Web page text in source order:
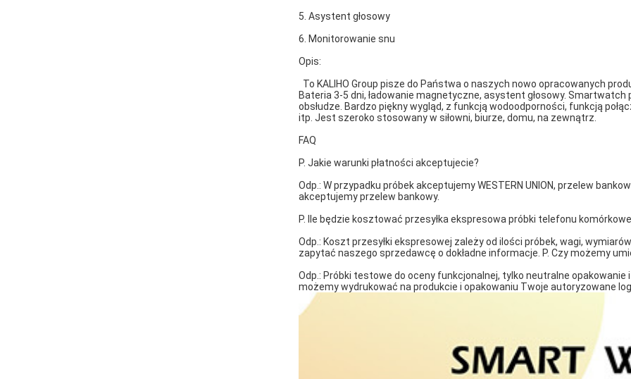
5. Asystent głosowy
6. Monitorowanie snu
Opis:
To KALIHO Group pisze do Państwa o naszych nowo opracowanych
Bateria 3-5 dni, ładowanie magnetyczne, asystent głosowy.
obsłudze. Bardzo piękny wygląd, z funkcją wodoodporności, funkcją
itp. Jest szeroko stosowany w siłowni, biurze, domu, na zewnątrz.
FAQ
P. Jakie warunki płatności akceptujecie?
Odp.: W przypadku próbek akceptujemy WESTERN UNION, przelew
akceptujemy przelew bankowy.
P. Ile będzie kosztować przesyłka ekspresowa próbki telefonu
Odp.: Koszt przesyłki ekspresowej zależy od ilości próbek, wagi,
zapytać naszego sprzedawcę o dokładne informacje. P. Czy możemy
Odp.: Próbki testowe do oceny funkcjonalnej, tylko neutralne
możemy wydrukować na produkcie i opakowaniu Twoje autoryzowane